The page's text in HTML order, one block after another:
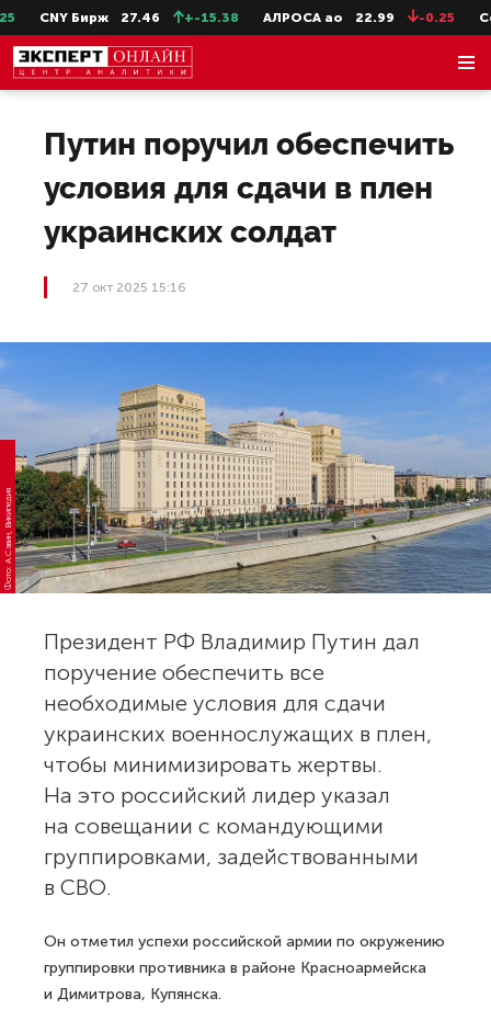
CNY Бирж 27.46 +-15.38 АЛРОСА ао 22.99 -0.25
Путин поручил обеспечить
условия для сдачи в плен
украинских солдат
27 окт 2025 15:16
Фото: А.Савин, Википедия
Президент РФ Владимир Путин дал
поручение обеспечить все
необходимые условия для сдачи
украинских военнослужащих в плен,
чтобы минимизировать жертвы.
На это российский лидер указал
на совещании с командующими
группировками, задействованными
в СВО.
Он отметил успехи российской армии по окружению
группировки противника в районе Красноармейска
и Димитрова, Купянска.